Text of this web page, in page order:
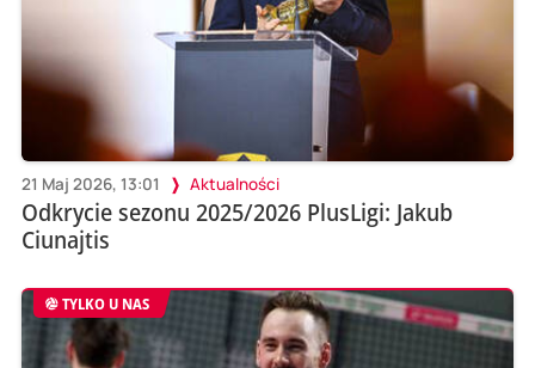
21 Maj 2026, 13:01 Aktualności
Odkrycie sezonu 2025/2026 PlusLigi: Jakub
Ciunajtis
TYLKO U NAS